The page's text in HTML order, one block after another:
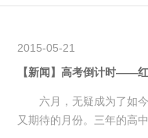
2015-05-21
【新闻】高考倒计时——
六月，无疑成为了如今
又期待的月份。三年的高